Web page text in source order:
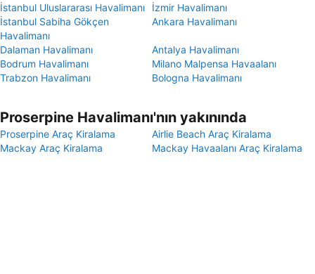
İstanbul Uluslararası Havalimanı
İzmir Havalimanı
İstanbul Sabiha Gökçen
Havalimanı
Ankara Havalimanı
Dalaman Havalimanı
Antalya Havalimanı
Bodrum Havalimanı
Milano Malpensa Havaalanı
Trabzon Havalimanı
Bologna Havalimanı
Proserpine Havalimanı'nın yakınında
Proserpine Araç Kiralama
Airlie Beach Araç Kiralama
Mackay Araç Kiralama
Mackay Havaalanı Araç Kiralama